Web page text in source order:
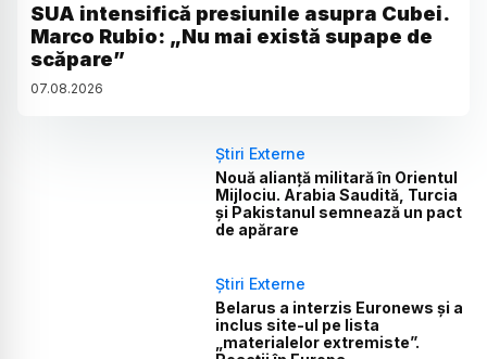
SUA intensifică presiunile asupra Cubei.
Marco Rubio: „Nu mai există supape de
scăpare”
07.08.2026
Știri Externe
Nouă alianță militară în Orientul
Mijlociu. Arabia Saudită, Turcia
și Pakistanul semnează un pact
de apărare
Știri Externe
Belarus a interzis Euronews și a
inclus site-ul pe lista
„materialelor extremiste”.